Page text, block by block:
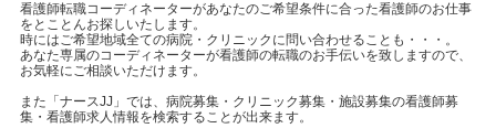
看護師転職コーディネーターがあなたのご希望条件に合った看護師のお仕事
をとことんお探しいたします。
時にはご希望地域全ての病院・クリニックに問い合わせることも・・・。
あなた専属のコーディネーターが看護師の転職のお手伝いを致しますので、
お気軽にご相談いただけます。
また「ナースJJ」では、病院募集・クリニック募集・施設募集の看護師募
集・看護師求人情報を検索することが出来ます。